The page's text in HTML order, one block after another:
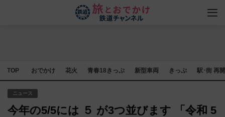
TOP おでかけ 花火 青春18きっぷ 新型車両 きっぷ 駅･街 再
ニュース
今年の5/5には ５ が3つ並びます 「令和 5